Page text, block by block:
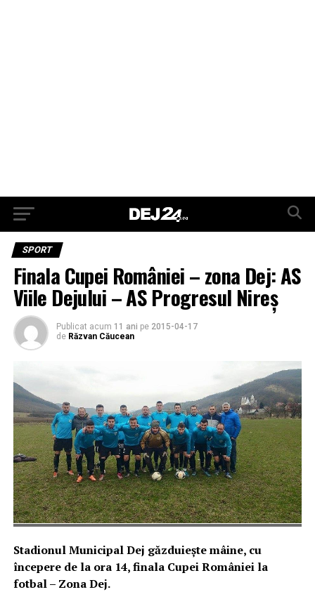
SPORT
Finala Cupei României – zona Dej: AS
Viile Dejului – AS Progresul Nireş
Publicat acum 11 ani pe 2015-04-17
de Răzvan Căucean
Stadionul Municipal Dej găzduieşte mâine, cu
începere de la ora 14, finala Cupei României la
fotbal – Zona Dej.